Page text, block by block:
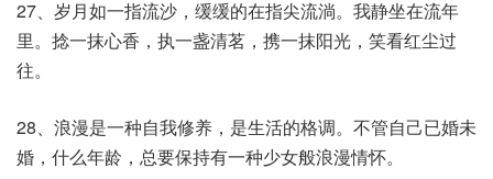
27、岁月如一指流沙，缓缓的在指尖流淌。我静坐在流年
里。捻一抹心香，执一盏清茗，携一抹阳光，笑看红尘过
往。
28、浪漫是一种自我修养，是生活的格调。不管自己已婚未
婚，什么年龄，总要保持有一种少女般浪漫情怀。